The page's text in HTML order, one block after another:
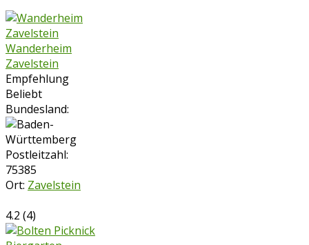
Wanderheim
Zavelstein
Empfehlung
Beliebt
Bundesland:
Postleitzahl:
75385
Ort: Zavelstein
4.2 (4)